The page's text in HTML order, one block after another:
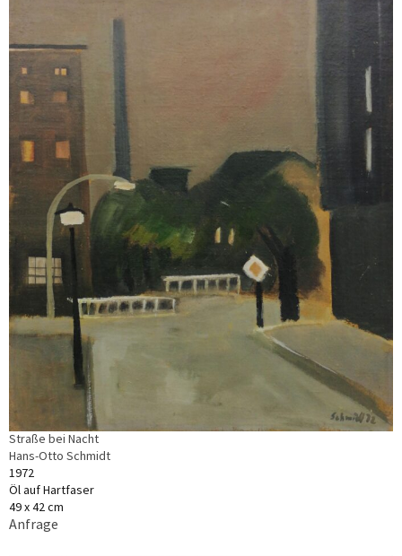
Straße bei Nacht
Hans-Otto Schmidt
1972
Öl auf Hartfaser
49 x 42 cm
Anfrage